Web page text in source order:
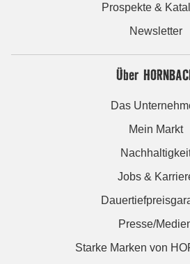
Prospekte &
Newsletter
Über
Das
Mein Markt
Jobs &
Presse/
Starke Marken von